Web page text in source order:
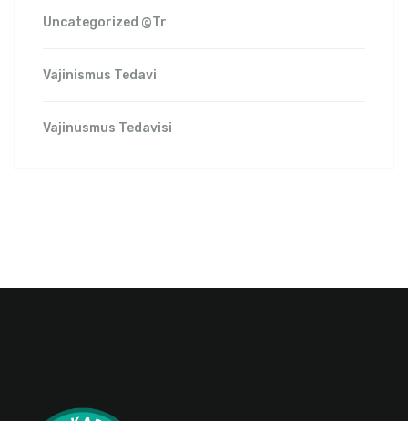
Uncategorized @tr
Vajinismus Tedavi
Vajinusmus Tedavisi